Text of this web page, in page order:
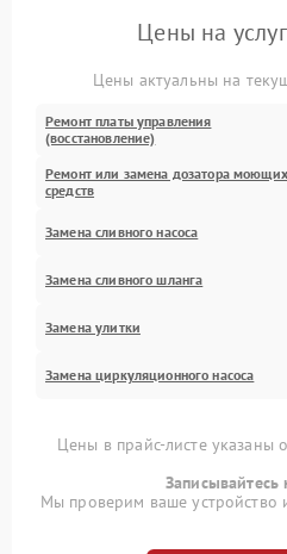
Цены на
Цены актуальны на
Ремонт платы управления
(восстановление)
Ремонт или замена дозатора моющих
средств
Замена сливного насоса
Замена сливного шланга
Замена улитки
Замена циркуляционного насоса
Цены в прайс-листе указаны
Записывайтесь
Мы проверим ваше устройство